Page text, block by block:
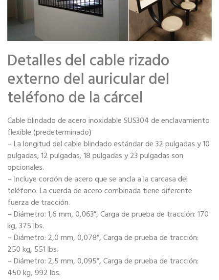
Detalles del cable rizado
externo del auricular del
teléfono de la cárcel
Cable blindado de acero inoxidable SUS304 de enclavamiento
flexible (predeterminado)
– La longitud del cable blindado estándar de 32 pulgadas y 10
pulgadas, 12 pulgadas, 18 pulgadas y 23 pulgadas son
opcionales.
– Incluye cordón de acero que se ancla a la carcasa del
teléfono. La cuerda de acero combinada tiene diferente
fuerza de tracción.
– Diámetro: 1,6 mm, 0,063”, Carga de prueba de tracción: 170
kg, 375 lbs.
– Diámetro: 2,0 mm, 0,078”, Carga de prueba de tracción:
250 kg, 551 lbs.
– Diámetro: 2,5 mm, 0,095”, Carga de prueba de tracción:
450 kg, 992 lbs.